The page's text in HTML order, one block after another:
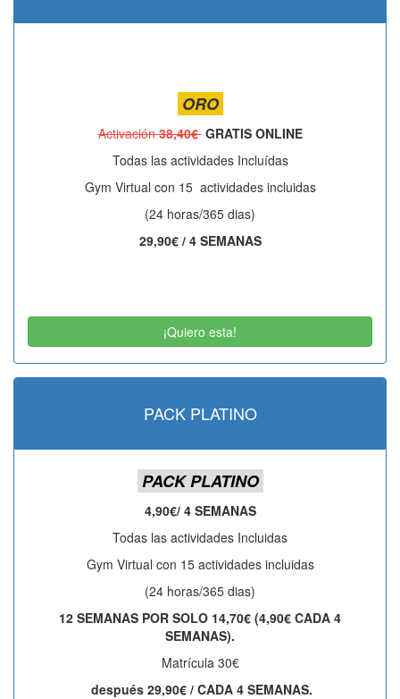
ORO
Activación38,40€GRATIS ONLINE
Todas las actividades Incluídas
Gym Virtual con 15 actividades incluidas
(24 horas/365 dias)
29,90€ / 4 SEMANAS
¡Quiero esta!
PACK PLATINO
PACK PLATINO
4,90€/ 4 SEMANAS
Todas las actividades Incluidas
Gym Virtual con 15 actividades incluidas
(24 horas/365 dias)
12 SEMANAS POR SOLO 14,70€ (4,90€ CADA 4
SEMANAS).
Matrícula 30€
después 29,90€ / CADA 4 SEMANAS.